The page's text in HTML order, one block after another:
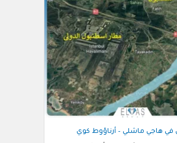
في هاجي ماشلي – أرناؤوط كوي